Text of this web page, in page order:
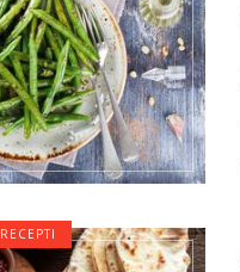
RECEPTI